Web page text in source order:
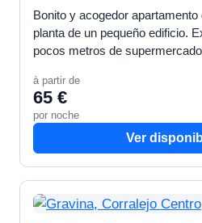
Bonito y acogedor
planta de un pequeño edificio.
pocos metros de
à partir de
65 €
por noche
Ver